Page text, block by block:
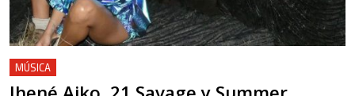
MÚSICA